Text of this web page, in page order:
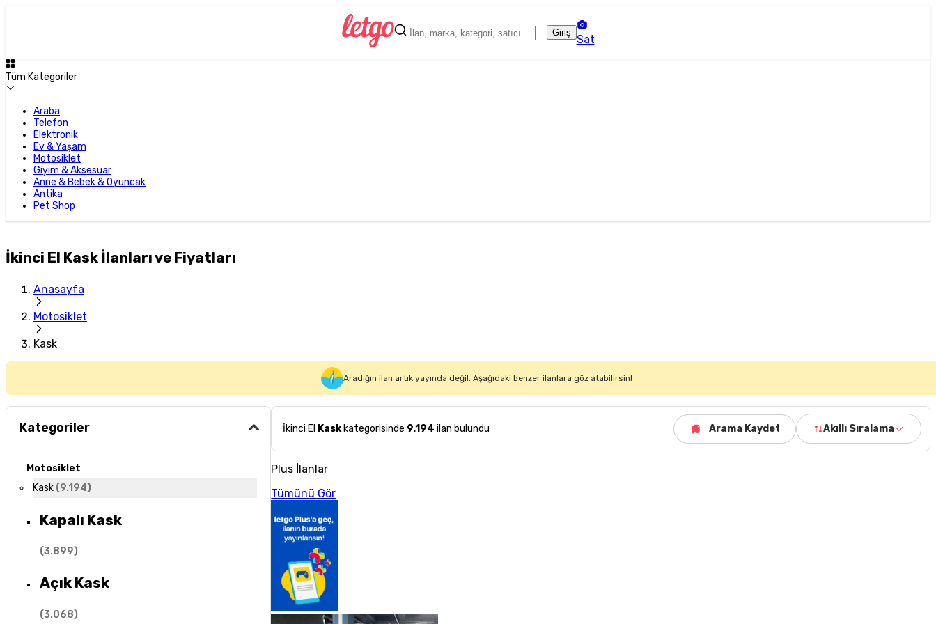
Giriş
Sat
Tüm Kategoriler
Araba
Telefon
Elektronik
Ev & Yaşam
Motosiklet
Giyim & Aksesuar
Anne & Bebek & Oyuncak
Antika
Pet Shop
İkinci El Kask İlanları ve Fiyatları
Anasayfa
Motosiklet
Kask
Aradığın ilan artık yayında değil. Aşağıdaki benzer ilanlara göz atabilirsin!
Kategoriler
Motosiklet
Kask (9.194)
Kapalı Kask
(3.899)
Açık Kask
(3.068)
İkinci El Kaskkategorisinde 9.194 ilan bulundu Arama Kaydet Akıllı Sıralama
Plus İlanlar
Tümünü Gör